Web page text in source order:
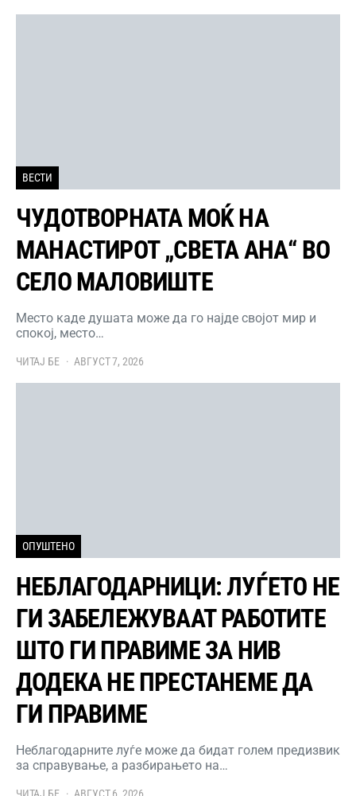
ВЕСТИ
ЧУДОТВОРНАТА МОЌ НА
МАНАСТИРОТ „СВЕТА АНА“ ВО
СЕЛО МАЛОВИШТЕ
Место каде душата може да го најде својот мир и
спокој, место…
ЧИТАЈ БЕ АВГУСТ 7, 2026
ОПУШТЕНО
НЕБЛАГОДАРНИЦИ: ЛУЃЕТО НЕ
ГИ ЗАБЕЛЕЖУВААТ РАБОТИТЕ
ШТО ГИ ПРАВИМЕ ЗА НИВ
ДОДЕКА НЕ ПРЕСТАНЕМЕ ДА
ГИ ПРАВИМЕ
Неблагодарните луѓе може да бидат голем предизвик
за справување, а разбирањето на…
ЧИТАЈ БЕ АВГУСТ 6, 2026